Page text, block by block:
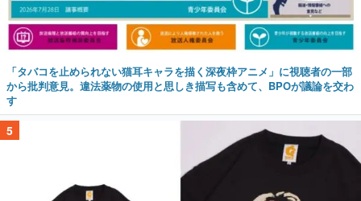
「タバコを止められない猫耳キャラを描く深夜枠アニメ」に視聴者の一部
から批判意見。違法薬物の使用と思しき描写も含めて、BPOが議論を交わ
す
5